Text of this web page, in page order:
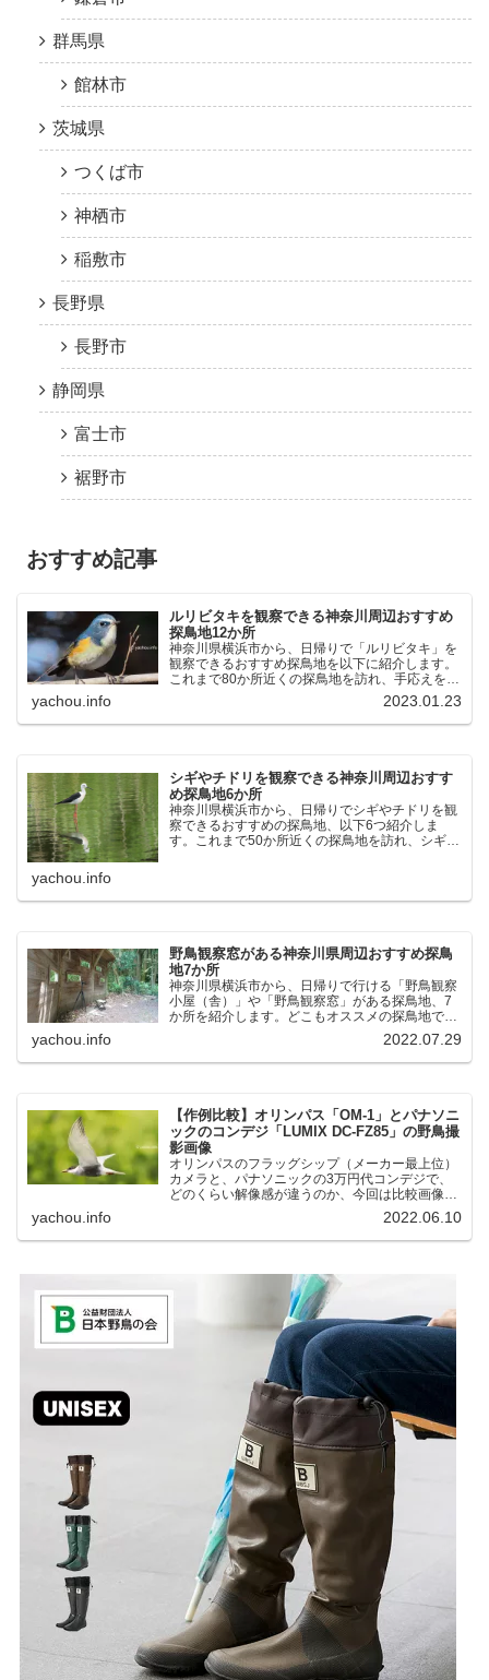
群馬県
館林市
茨城県
つくば市
神栖市
稲敷市
長野県
長野市
静岡県
富士市
裾野市
おすすめ記事
ルリビタキを観察できる神奈川周辺おすすめ
探鳥地12か所
神奈川県横浜市から、日帰りで「ルリビタキ」を
観察できるおすすめ探鳥地を以下に紹介します。
これまで80か所近くの探鳥地を訪れ、手応えを感
じた場所です。以下、★ が多いほど観察しやす
く、出現頻度が高いと感じた場所です。 北本自然
観察公園：埼玉県...
yachou.info 2023.01.23
シギやチドリを観察できる神奈川周辺おすす
め探鳥地6か所
神奈川県横浜市から、日帰りでシギやチドリを観
察できるおすすめの探鳥地、以下6つ紹介しま
す。これまで50か所近くの探鳥地を訪れ、シギや
yachou.info
野鳥観察窓がある神奈川県周辺おすすめ探鳥
地7か所
神奈川県横浜市から、日帰りで行ける「野鳥観察
小屋（舎）」や「野鳥観察窓」がある探鳥地、7
か所を紹介します。どこもオススメの探鳥地で
す。実際に訪れてみると、野山にいる野鳥、海や
湖にいる野鳥それぞれ違う観察になりました。街
中にあり、電車で行ける...
yachou.info 2022.07.29
【作例比較】オリンパス「OM-1」とパナソニ
ックのコンデジ「LUMIX DC-FZ85」の野鳥撮
影画像
オリンパスのフラッグシップ（メーカー最上位）
カメラと、パナソニックの3万円代コンデジで、
どのくらい解像感が違うのか、今回は比較画像を
紹介します。私はコンデジを愛用しているのです
が、相棒がオリンパス「OM-1」を使い始めたと
ころ、同じ被写体で...
yachou.info 2022.06.10